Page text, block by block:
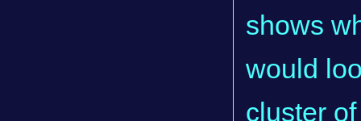
shows
would
cluster